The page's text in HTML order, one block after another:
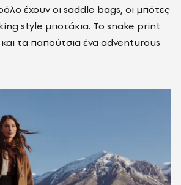
έχουν οι saddle bags, οι μπότες
style μποτάκια. Το snake print
και τα παπούτσια ένα adventurous